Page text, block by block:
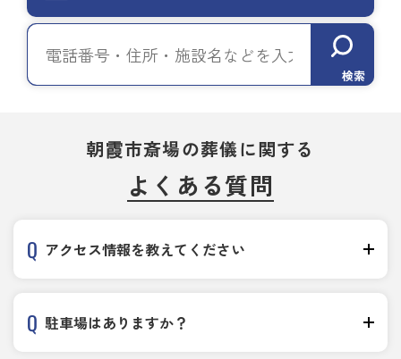
検索
朝霞市斎場の葬儀に関する
よくある質問
アクセス情報を教えてください
駐車場はありますか？